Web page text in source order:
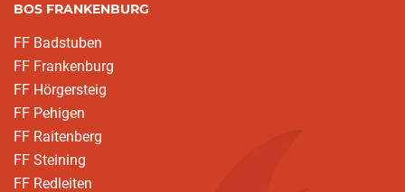
BOS FRANKENBURG
FF Badstuben
FF Frankenburg
FF Hörgersteig
FF Pehigen
FF Raitenberg
FF Steining
FF Redleiten